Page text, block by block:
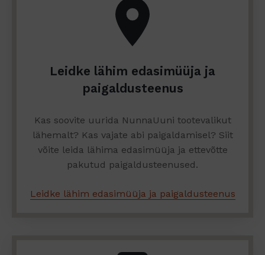
Leidke lähim edasimüüja ja
paigaldusteenus
Kas soovite uurida NunnaUuni tootevalikut
lähemalt? Kas vajate abi paigaldamisel? Siit
võite leida lähima edasimüüja ja ettevõtte
pakutud paigaldusteenused.
Leidke lähim edasimüüja ja paigaldusteenus